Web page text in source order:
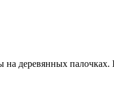
деревянных палочках.